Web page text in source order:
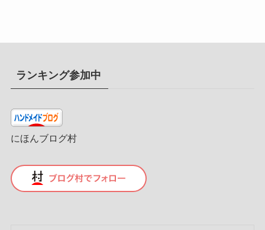
ランキング参加中
にほんブログ村